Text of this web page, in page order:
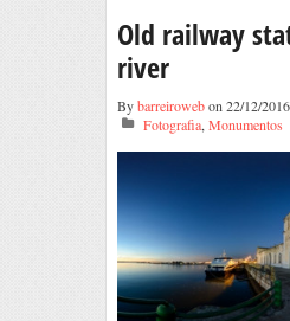
Old railway
river
Bybarreirowebon 22/12/2016
Fotografia, Monumentos